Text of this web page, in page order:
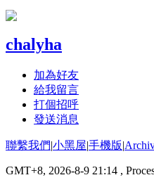
chalyha
加為好友
給我留言
打個招呼
發送消息
聯繫我們|小黑屋|手機版|
GMT+8, 2026-8-9 21:14 ,